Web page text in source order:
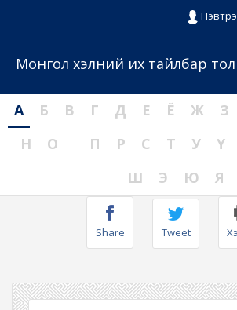
Монгол хэлний их тайлбар
А Б В Г Д Е Ё Ж З
Н
О П Р С Т У Ү
Ш
Э Ю Я
Share Tweet